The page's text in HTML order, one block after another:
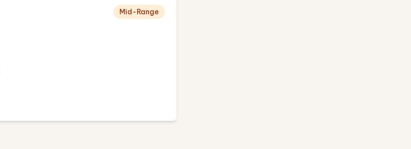
Mid-Range